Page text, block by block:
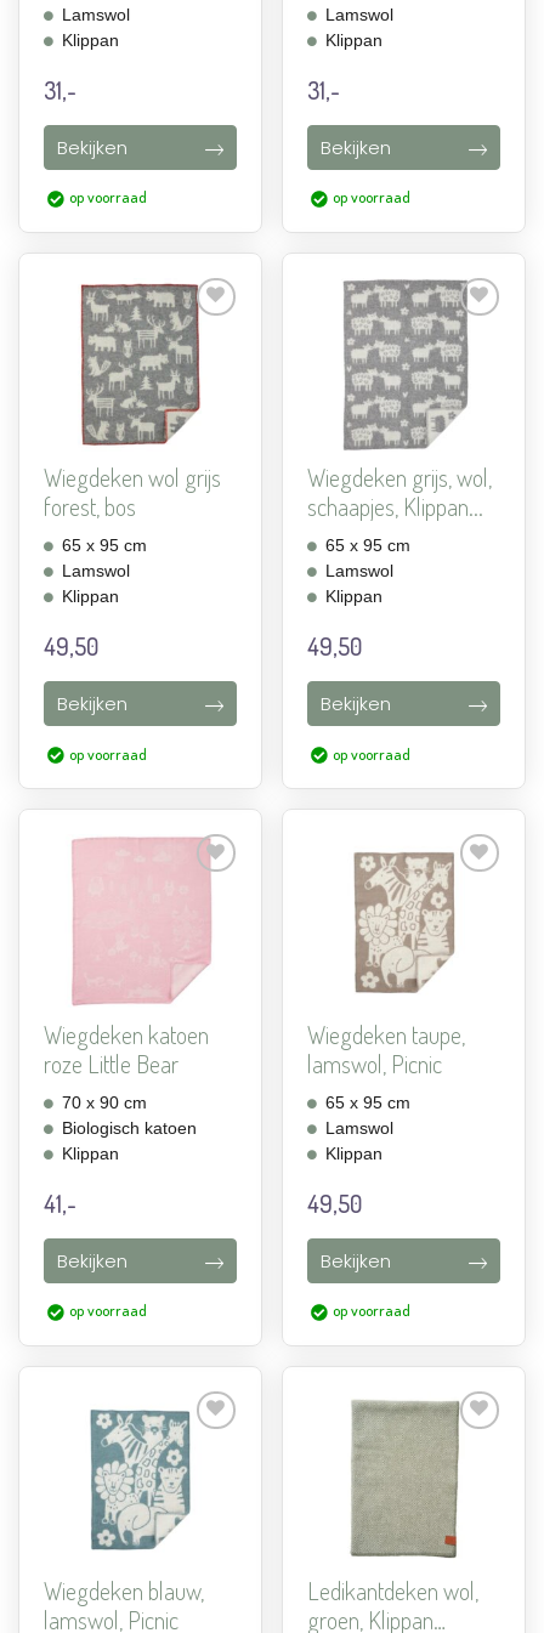
Lamswol
Klippan
31,-
Bekijken
op voorraad
Lamswol
Klippan
31,-
Bekijken
op voorraad
Aan
verlanglijst
toevoegen
Wiegdeken wol grijs
forest, bos
65 x 95 cm
Lamswol
Klippan
49,50
Bekijken
op voorraad
Aan
verlanglijst
toevoegen
Wiegdeken grijs, wol,
schaapjes, Klippan...
65 x 95 cm
Lamswol
Klippan
49,50
Bekijken
op voorraad
Wiegdeken katoen
roze Little Bear
70 x 90 cm
Biologisch katoen
Klippan
41,-
Bekijken
op voorraad
Aan
verlanglijst
toevoegen
Wiegdeken taupe,
lamswol, Picnic
65 x 95 cm
Lamswol
Klippan
49,50
Bekijken
op voorraad
Aan
verlanglijst
toevoegen
Wiegdeken blauw,
lamswol, Picnic
Aan
verlanglijst
toevoegen
Ledikantdeken wol,
groen, Klippan